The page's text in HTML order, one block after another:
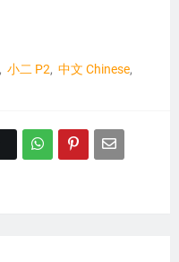
小二 P2
中文 Chinese